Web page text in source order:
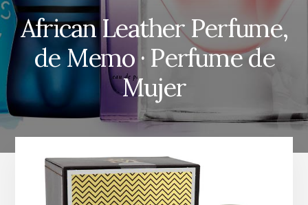
African Leather Perfume,
de Memo · Perfume de
Mujer